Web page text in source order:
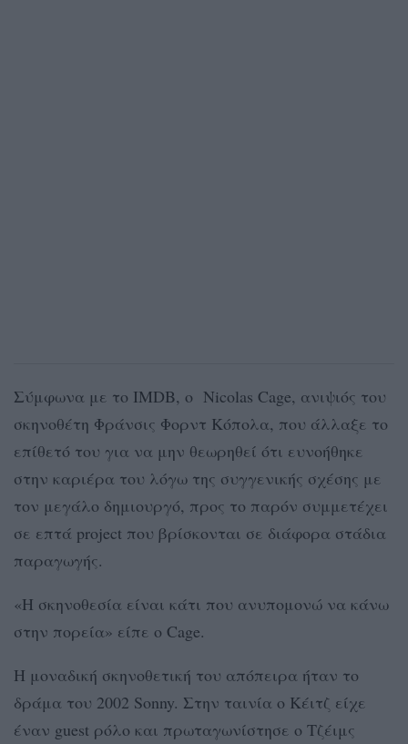
Σύμφωνα με το IMDB, ο Nicolas Cage, ανιψιός του
σκηνοθέτη Φράνσις Φορντ Κόπολα, που άλλαξε το
επίθετό του για να μην θεωρηθεί ότι ευνοήθηκε
στην καριέρα του λόγω της συγγενικής σχέσης με
τον μεγάλο δημιουργό, προς το παρόν συμμετέχει
σε επτά project που βρίσκονται σε διάφορα στάδια
παραγωγής.
«Η σκηνοθεσία είναι κάτι που ανυπομονώ να κάνω
στην πορεία» είπε ο Cage.
Η μοναδική σκηνοθετική του απόπειρα ήταν το
δράμα του 2002 Sonny. Στην ταινία ο Κέιτζ είχε
έναν guest ρόλο και πρωταγωνίστησε ο Τζέιμς